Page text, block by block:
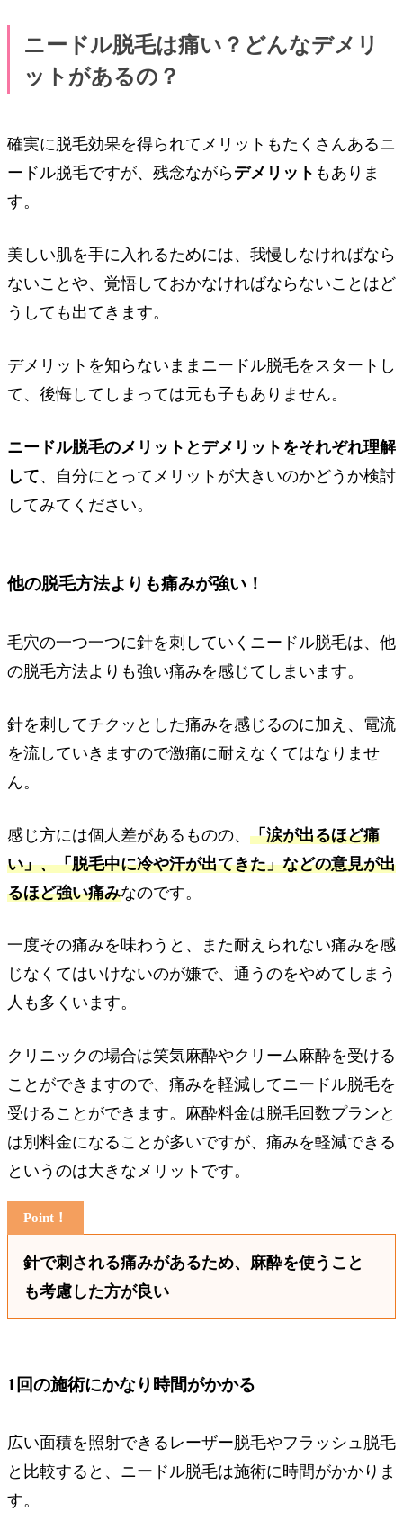
ニードル脱毛は痛い？どんなデメリ
ットがあるの？
確実に脱毛効果を得られてメリットもたくさんあるニ
ードル脱毛ですが、残念ながらデメリット もありま
す。
美しい肌を手に入れるためには、我慢しなければなら
ないことや、覚悟しておかなければならないことはど
うしても出てきます。
デメリットを知らないままニードル脱毛をスタートし
て、後悔してしまっては元も子もありません。
ニードル脱毛のメリットとデメリットをそれぞれ理解
して、自分にとってメリットが大きいのかどうか検討
してみてください。
他の脱毛方法よりも痛みが強い！
毛穴の一つ一つに針を刺していくニードル脱毛は、他
の脱毛方法よりも強い痛みを感じてしまいます。
針を刺してチクッとした痛みを感じるのに加え、電流
を流していきますので激痛に耐えなくてはなりませ
ん。
感じ方には個人差があるものの、 「涙が出るほど痛
い」、「脱毛中に冷や汗が出てきた」などの意見が出
るほど強い痛みなのです。
一度その痛みを味わうと、また耐えられない痛みを感
じなくてはいけないのが嫌で、通うのをやめてしまう
人も多くいます。
クリニックの場合は笑気麻酔やクリーム麻酔を受ける
ことができますので、痛みを軽減してニードル脱毛を
受けることができます。麻酔料金は脱毛回数プランと
は別料金になることが多いですが、痛みを軽減できる
というのは大きなメリットです。
針で刺される痛みがあるため、麻酔を使うこと
も考慮した方が良い
1回の施術にかなり時間がかかる
広い面積を照射できるレーザー脱毛やフラッシュ脱毛
と比較すると、ニードル脱毛は施術に時間がかかりま
す。